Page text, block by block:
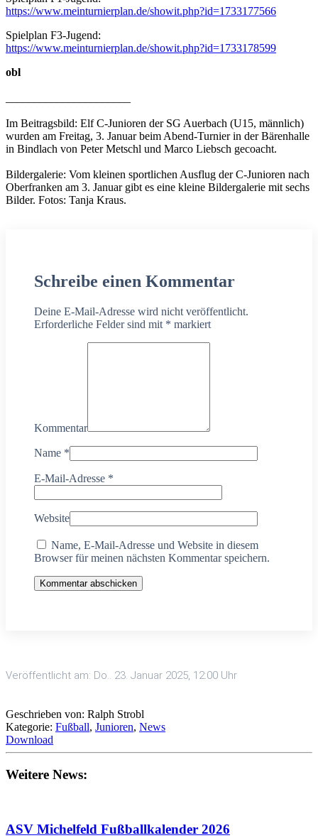
https://www.meinturnierplan.de/showit.php?id=1733177566
Spielplan F3-Jugend:
https://www.meinturnierplan.de/showit.php?id=1733178599
obl
Im Beitragsbild: Elf C-Junioren der SG Auerbach (U15, männlich)
wurden am Freitag, 3. Januar beim Abend-Turnier in der Bärenhalle
in Bindlach von Peter Metschl und Marco Liebsch gecoacht.
Bildergalerie: Vom kleinen sportlichen Ausflug der C-Junioren nach
Oberfranken am 3. Januar gibt es eine kleine Bildergalerie mit sechs
Bilder. Fotos: Tanja Kraus.
Schreibe einen Kommentar
Deine E-Mail-Adresse wird nicht veröffentlicht.
Erforderliche Felder sind mit * markiert
Kommentar
Name *
E-Mail-Adresse *
Website
Name, E-Mail-Adresse und Website in diesem
Browser für meinen nächsten Kommentar speichern.
Kommentar abschicken
Veröffentlicht am: Do.. 23. Januar 2025, 12:00 Uhr
Geschrieben von: Ralph Strobl
Kategorie: Fußball, Junioren, News
Download
Weitere News:
ASV Michelfeld Fußballkalender 2026